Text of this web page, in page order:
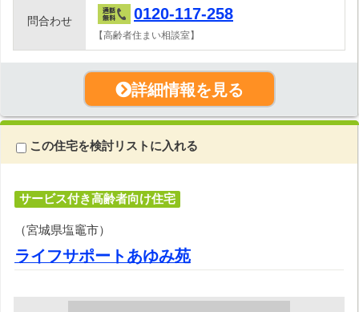
問合わせ 0120-117-258
【高齢者住まい相談室】
詳細情報を見る
この住宅を検討リストに入れる
サービス付き高齢者向け住宅
（宮城県塩竈市）
ライフサポートあゆみ苑